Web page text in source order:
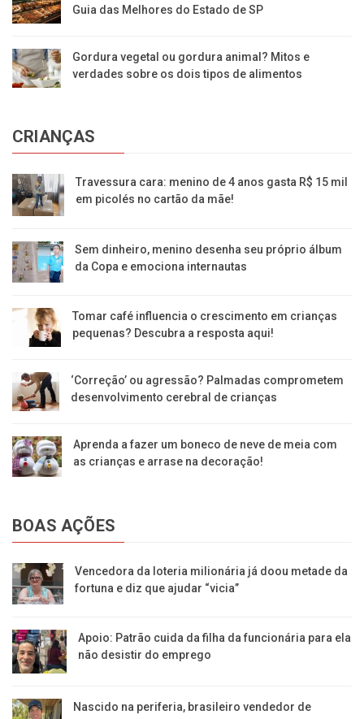
Guia das Melhores do Estado de SP
Gordura vegetal ou gordura animal? Mitos e
verdades sobre os dois tipos de alimentos
CRIANÇAS
Travessura cara: menino de 4 anos gasta R$ 15 mil
em picolés no cartão da mãe!
Sem dinheiro, menino desenha seu próprio álbum
da Copa e emociona internautas
Tomar café influencia o crescimento em crianças
pequenas? Descubra a resposta aqui!
‘Correção’ ou agressão? Palmadas comprometem
desenvolvimento cerebral de crianças
Aprenda a fazer um boneco de neve de meia com
as crianças e arrase na decoração!
BOAS AÇÕES
Vencedora da loteria milionária já doou metade da
fortuna e diz que ajudar “vicia”
Apoio: Patrão cuida da filha da funcionária para ela
não desistir do emprego
Nascido na periferia, brasileiro vendedor de